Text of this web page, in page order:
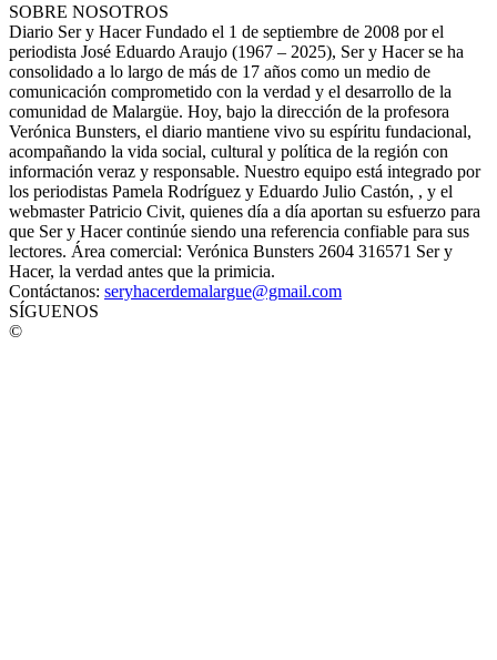
SOBRE NOSOTROS
Diario Ser y Hacer Fundado el 1 de septiembre de 2008 por el
periodista José Eduardo Araujo (1967 – 2025), Ser y Hacer se ha
consolidado a lo largo de más de 17 años como un medio de
comunicación comprometido con la verdad y el desarrollo de la
comunidad de Malargüe. Hoy, bajo la dirección de la profesora
Verónica Bunsters, el diario mantiene vivo su espíritu fundacional,
acompañando la vida social, cultural y política de la región con
información veraz y responsable. Nuestro equipo está integrado por
los periodistas Pamela Rodríguez y Eduardo Julio Castón, , y el
webmaster Patricio Civit, quienes día a día aportan su esfuerzo para
que Ser y Hacer continúe siendo una referencia confiable para sus
lectores. Área comercial: Verónica Bunsters 2604 316571 Ser y
Hacer, la verdad antes que la primicia.
Contáctanos: seryhacerdemalargue@gmail.com
SÍGUENOS
©